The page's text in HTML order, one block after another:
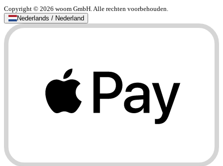
Copyright © 2026 woom GmbH. Alle rechten voorbehouden.
Nederlands / Nederland